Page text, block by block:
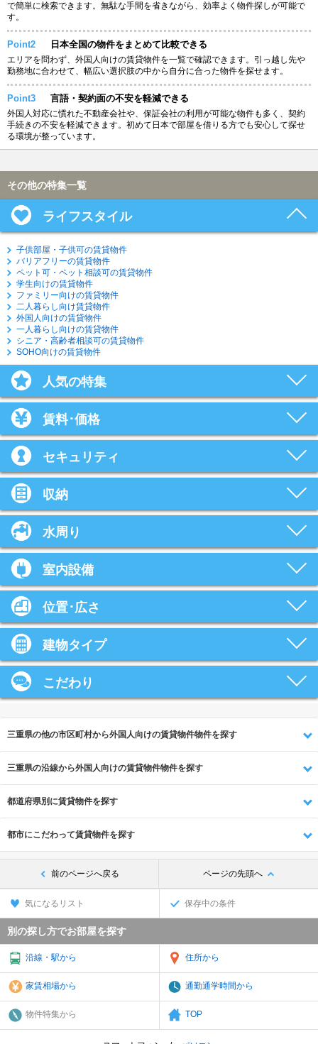
で簡単に検索できます。無駄な手間を省きながら、効率よく物件探しが可能で
す。
Point2 日本全国の物件をまとめて比較できる
エリアを問わず、外国人向けの賃貸物件を一覧で確認できます。引っ越し先や
勤務地に合わせて、幅広い選択肢の中から自分に合った物件を探せます。
Point3 言語・契約面の不安を軽減できる
外国人対応に慣れた不動産会社や、保証会社の利用が可能な物件も多く、契約
手続きの不安を軽減できます。初めて日本で部屋を借りる方でも安心して探せ
る環境が整っています。
その他の特集一覧
ライフスタイル
子供部屋・子供可の賃貸物件
バリアフリーの賃貸物件
ペット可・ペット相談可の賃貸物件
学生向けの賃貸物件
ファミリー向けの賃貸物件
二人暮らし向け賃貸物件
外国人向けの賃貸物件
一人暮らし向けの賃貸物件
シニア・高齢者相談可の賃貸物件
SOHO向けの賃貸物件
人気の特集
賃料･価格
セキュリティ
収納
水周り
室内設備
位置･広さ
建物タイプ
こだわり
三重県の他の市区町村から外国人向けの賃貸物件物件を探す
三重県の沿線から外国人向けの賃貸物件物件を探す
都道府県別に賃貸物件を探す
都市にこだわって賃貸物件を探す
前のページへ戻る ページの先頭へ
気になるリスト 保存中の条件
別の探し方でお部屋を探す
沿線・駅から 住所から
家賃相場から 通勤通学時間から
物件特集から TOP